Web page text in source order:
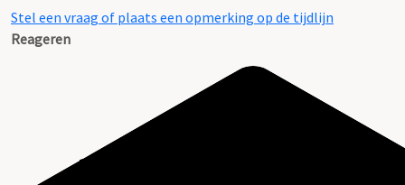
Stel een vraag of plaats een opmerking op de tijdlijn
Reageren